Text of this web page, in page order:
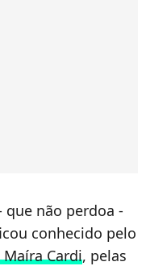
que não perdoa -
conhecido pelo
Cardi, pelas